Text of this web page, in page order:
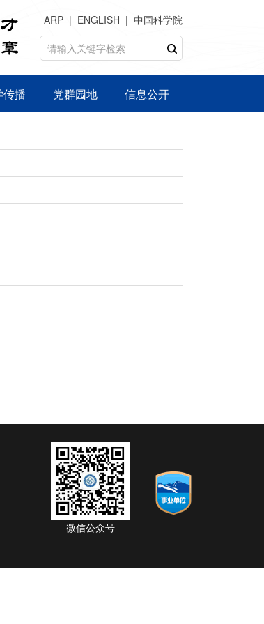
ARP ENGLISH 中国科学院
传播 党群园地 信息公开
微信公众号